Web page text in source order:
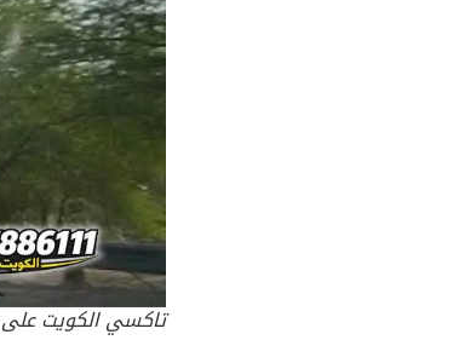
تاكسي الكويت